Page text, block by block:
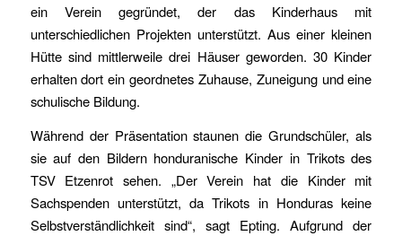
ein Verein gegründet, der das Kinderhaus mit
unterschiedlichen Projekten unterstützt. Aus einer kleinen
Hütte sind mittlerweile drei Häuser geworden. 30 Kinder
erhalten dort ein geordnetes Zuhause, Zuneigung und eine
schulische Bildung.
Während der Präsentation staunen die Grundschüler, als
sie auf den Bildern honduranische Kinder in Trikots des
TSV Etzenrot sehen. „Der Verein hat die Kinder mit
Sachspenden unterstützt, da Trikots in Honduras keine
Selbstverständlichkeit sind“, sagt Epting. Aufgrund der